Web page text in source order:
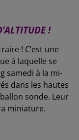
!
! C’est une
à laquelle se
samedi à la mi-
dans les hautes
sonde. Leur
miniature.